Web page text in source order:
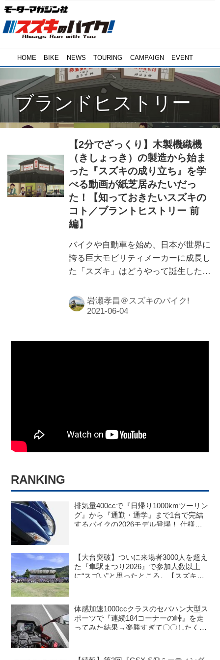
HOME BIKE NEWS TOURING CAMPAIGN EVENT
ブランドヒストリー
【2分でざっくり】木製機織機
（きしょっき）の製造から始ま
った『スズキの成り立ち』を学
べる動画が紙芝居みたいだっ
た！【知っておきたいスズキの
コト／ブラントヒストリー 前
編】
バイクや自動車を始め、日本が世界に
誇る巨大モビリティメーカーに成長し
た「スズキ」はどうやって誕生したの
メーションで解説してくれるオススメ
動画をご紹介します。
岩瀬孝昌＠スズキのバイク!
RANKING
排気量400ccで『日帰り1000kmツーリン
グ』から『通勤・通学』まで1台で完結
するバイクの2026モデル登場！ 仕様変
のバイク！ の新車ニュース】
【大台突破】ついに来場者3000人を超え
た『隼駅まつり2026』で参加人数以上
に“スゴい”と思ったところ。【スズキの
体感加速1000ccクラスのセパハン大型ス
ポーツで『連続184コーナーの峠』を走
ってみた結果→楽勝すぎて〇〇したくな